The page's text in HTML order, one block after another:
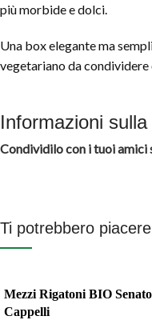
più morbide e dolci.
Una box elegante ma
vegetariano da
Informazioni
Condividilo con i tuoi amici
Ti potrebbero
Mezzi Rigatoni BIO
Cappelli